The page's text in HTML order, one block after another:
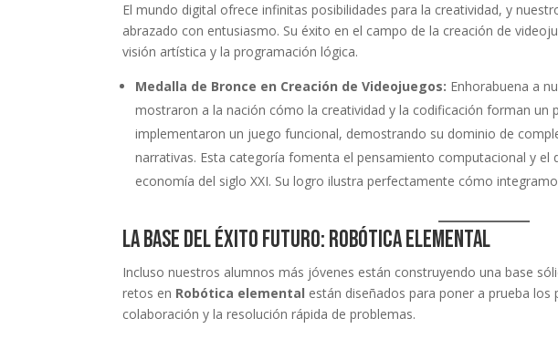
El mundo digital ofrece infinitas posibilidades para la creatividad, y
abrazado con entusiasmo. Su éxito en el campo de la creación de
visión artística y la programación lógica.
Medalla de Bronce en Creación de Videojuegos: Enhorabuena a
mostraron a la nación cómo la creatividad y la codificación forman un
implementaron un juego funcional, demostrando su dominio de
narrativas. Esta categoría fomenta el pensamiento computacional y el
economía del siglo XXI. Su logro ilustra perfectamente cómo
La base del éxito futuro: Robótica elemental
Incluso nuestros alumnos más jóvenes están construyendo una base
retos en Robótica elemental están diseñados para poner a prueba los
colaboración y la resolución rápida de problemas.